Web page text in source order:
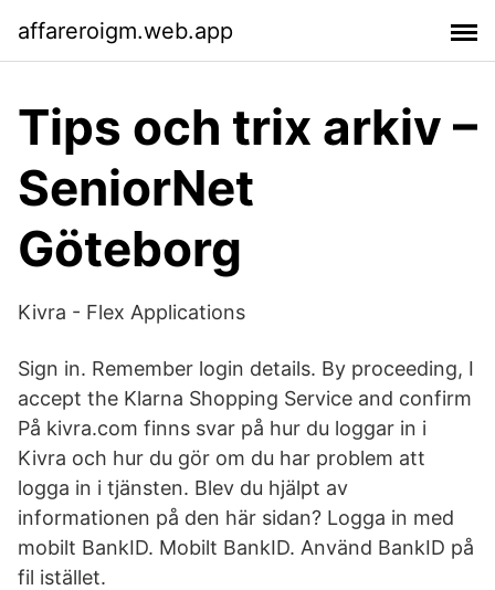
affareroigm.web.app
Tips och trix arkiv –
SeniorNet
Göteborg
Kivra - Flex Applications
Sign in. Remember login details. By proceeding, I
accept the Klarna Shopping Service and confirm
På kivra.com finns svar på hur du loggar in i
Kivra och hur du gör om du har problem att
logga in i tjänsten. Blev du hjälpt av
informationen på den här sidan? Logga in med
mobilt BankID. Mobilt BankID. Använd BankID på
fil istället.